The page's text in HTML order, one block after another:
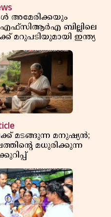
അമേരിക്കയും
എഫ്സിആർഎ ബില്ലിലെ
ഇന്ത്യ
മടങ്ങുന്ന മനുഷ്യൻ;
മധുരിക്കുന്ന